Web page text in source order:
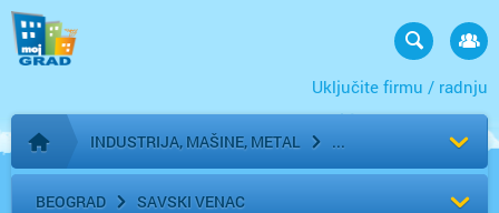
Uključite firmu / radnju
Početna stranica
INDUSTRIJA, MAŠINE, METAL
BEOGRAD SAVSKI VENAC